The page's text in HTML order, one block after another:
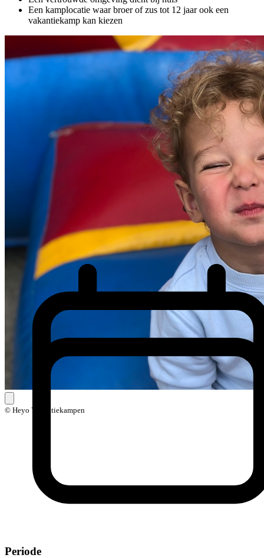
Een kamplocatie waar broer of zus tot 12 jaar ook een
vakantiekamp kan kiezen
© Heyo Vakantiekampen
Periode